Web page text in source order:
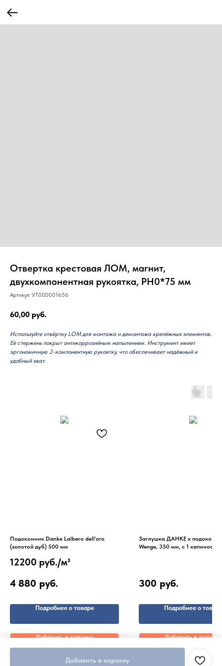
Отвертка крестовая ЛОМ, магнит,
двухкомпонентная рукоятка, PH0*75 мм
Артикул: УТ000001656
60,00 руб.
Добавить в корзину
Используйте отвёртку LOM для монтажа и демонтажа крепёжных элементов.
Её стержень покрыт антикоррозийным напылением. Инструмент имеет
эргономичную 2-компонентную рукоятку, что обеспечивает надёжный и
удобный хват.
Подоконник Danke Lalbero dell'oro
(золотой дуб) 500 мм
12200 руб./м²
4 880 руб.
Подробнее о товаре
Добавить в корзину
Заглушка ДАНКЕ к
Wenge, 350 мм, с 1
300 руб.
Подробнее о
Добавить в корзину